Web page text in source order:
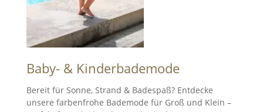
Baby- & Kinderbademode
Bereit für Sonne, Strand & Badespaß? Entdecke
unsere farbenfrohe Bademode für Groß und Klein –